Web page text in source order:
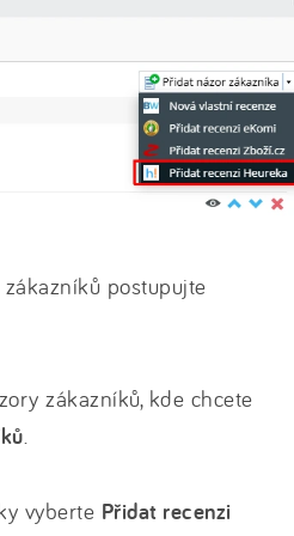
postupujte
zákazníků, kde chcete
vyberte Přidat recenzi